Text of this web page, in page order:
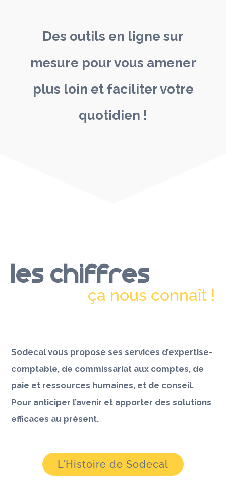
Des outils en ligne sur
mesure pour vous amener
plus loin et faciliter votre
quotidien !
LES CHIFFRES
ça nous connaît !
Sodecal vous propose ses services d’expertise-
comptable, de commissariat aux comptes, de
paie et ressources humaines, et de conseil.
Pour anticiper l’avenir et apporter des solutions
efficaces au présent.
L'Histoire de Sodecal